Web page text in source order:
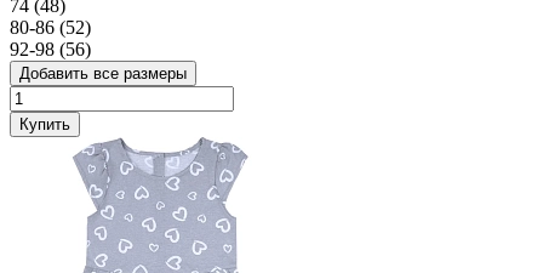
74 (48)
80-86 (52)
92-98 (56)
Добавить все размеры
Купить